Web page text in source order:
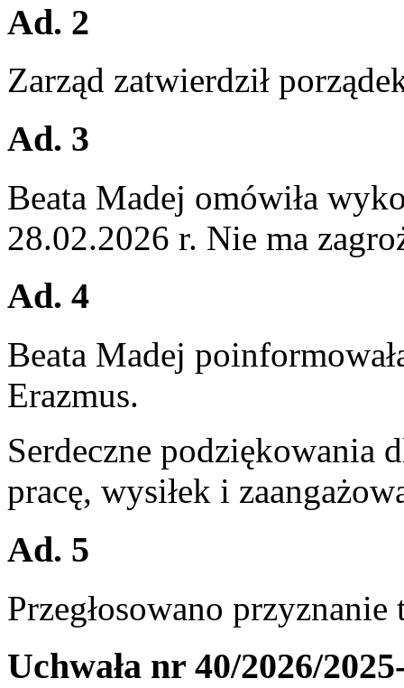
Ad. 2
Zarząd zatwierdził
Ad. 3
Beata Madej omówiła
28.02.2026 r. Nie ma
Ad. 4
Beata Madej
Erazmus.
Serdeczne
pracę, wysiłek i
Ad. 5
Przegłosowano
Uchwała nr 40/2026/